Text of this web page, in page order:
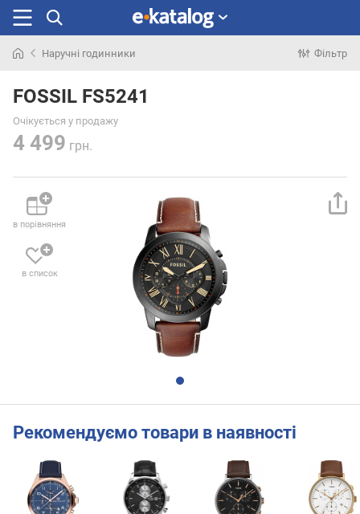
раніше
Наручні годинники Фільтр
FOSSIL FS5241
Очікується у продажу
4 499 грн.
в порівняння
в список
Рекомендуємо товари в наявності